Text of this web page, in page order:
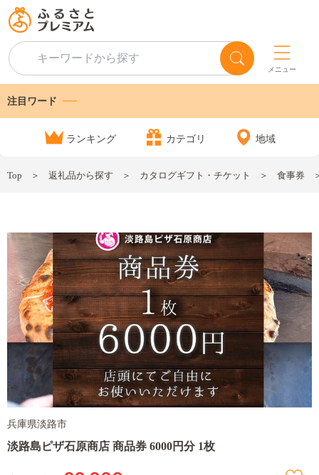
メニュー
注目ワード
ランキング カテゴリ 地域
Top 返礼品から探す カタログギフト・チケット 食事券
兵庫県淡路市
淡路島ピザ石原商店 商品券 6000円分 1枚